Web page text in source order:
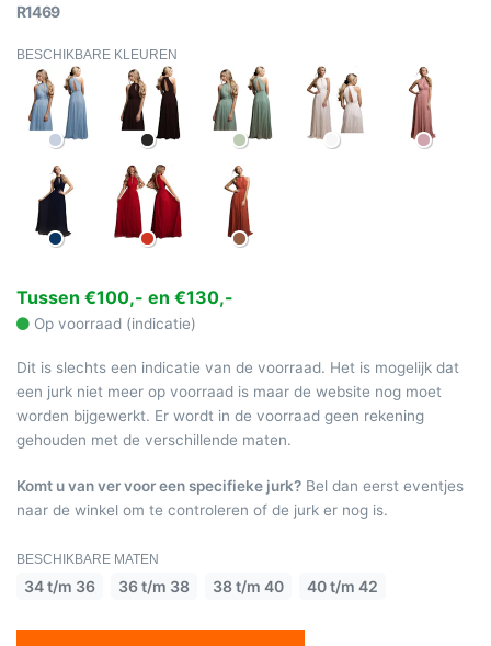
R1469
BESCHIKBARE KLEUREN
Tussen €100,- en €130,-
Op voorraad (indicatie)
Dit is slechts een indicatie van de voorraad. Het is mogelijk dat
een jurk niet meer op voorraad is maar de website nog moet
worden bijgewerkt. Er wordt in de voorraad geen rekening
gehouden met de verschillende maten.
Komt u van ver voor een specifieke jurk? Bel dan eerst eventjes
naar de winkel om te controleren of de jurk er nog is.
BESCHIKBARE MATEN
34 t/m 36 36 t/m 38 38 t/m 40 40 t/m 42